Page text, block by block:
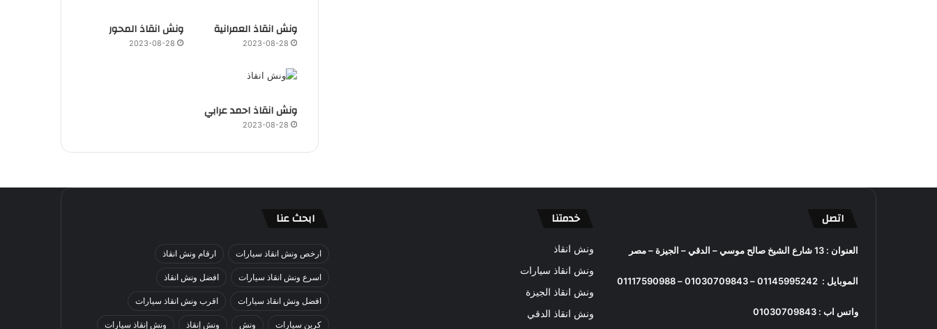
ونش انقاذ العمرانية
2023-08-28
ونش انقاذ المحور
2023-08-28
ونش انقاذ احمد عرابي
2023-08-28
اتصل
العنوان : 13 شارع الشيخ صالح موسي – الدقي – الجيزة – مصر
الموبايل : 01145995242
–
01030709843
–
01117590988
واتس اب : 01030709843
خدمتنا
ونش انقاذ
ونش انقاذ سيارات
ونش انقاذ الجيزة
ونش انقاذ الدقي
ابحث عنا
ارخص ونش انقاذ سيارات ارقام ونش انقاذ
اسرع ونش انقاذ سيارات افضل ونش انقاذ
افضل ونش انقاذ سيارات اقرب ونش انقاذ سيارات
كرين سيارات ونش ونش إنقاذ ونش إنقاذ سيارات